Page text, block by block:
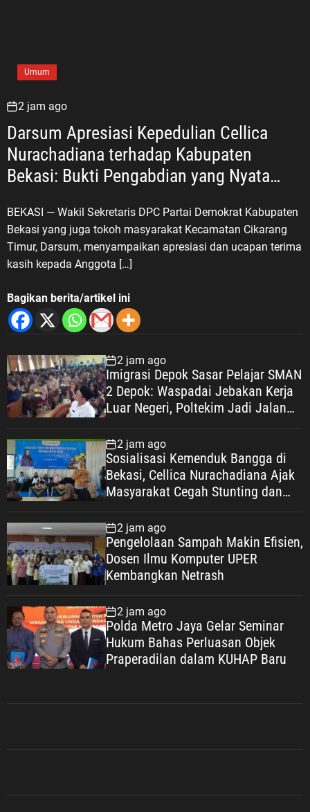
Umum
2 jam ago
Darsum Apresiasi Kepedulian Cellica
Nurachadiana terhadap Kabupaten
Bekasi: Bukti Pengabdian yang Nyata
BEKASI — Wakil Sekretaris DPC Partai Demokrat Kabupaten
Bekasi yang juga tokoh masyarakat Kecamatan Cikarang
Timur, Darsum, menyampaikan apresiasi dan ucapan terima
kasih kepada Anggota […]
Bagikan berita/artikel ini
2 jam ago
Imigrasi Depok Sasar Pelajar SMAN
2 Depok: Waspadai Jebakan Kerja
Luar Negeri, Poltekim Jadi Jalan
2 jam ago
Sosialisasi Kemenduk Bangga di
Bekasi, Cellica Nurachadiana Ajak
Masyarakat Cegah Stunting dan
2 jam ago
Pengelolaan Sampah Makin Efisien,
Dosen Ilmu Komputer UPER
Kembangkan Netrash
2 jam ago
Polda Metro Jaya Gelar Seminar
Hukum Bahas Perluasan Objek
Praperadilan dalam KUHAP Baru